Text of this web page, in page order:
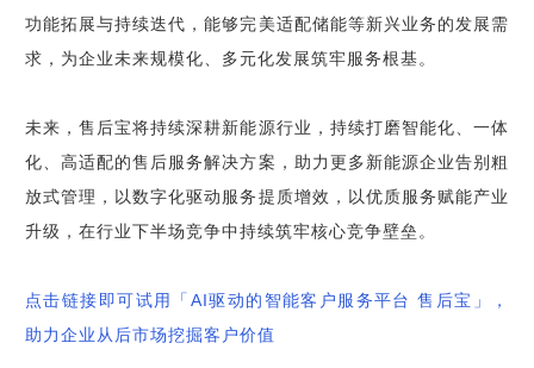
功能拓展与持续迭代，能够完美适配储能等新兴业务的发展需
求，为企业未来规模化、多元化发展筑牢服务根基。
未来，售后宝将持续深耕新能源行业，持续打磨智能化、一体
化、高适配的售后服务解决方案，助力更多新能源企业告别粗
放式管理，以数字化驱动服务提质增效，以优质服务赋能产业
升级，在行业下半场竞争中持续筑牢核心竞争壁垒。
点击链接即可试用「AI驱动的智能客户服务平台 售后宝」，
助力企业从后市场挖掘客户价值